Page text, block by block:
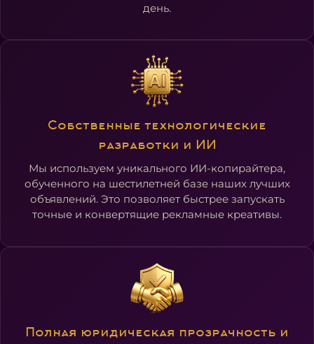
день.
Собственные технологические
разработки и ИИ
Мы используем уникального ИИ-копирайтера,
обученного на шестилетней базе наших лучших
объявлений. Это позволяет быстрее запускать
точные и конвертящие рекламные креативы.
Полная юридическая прозрачность и